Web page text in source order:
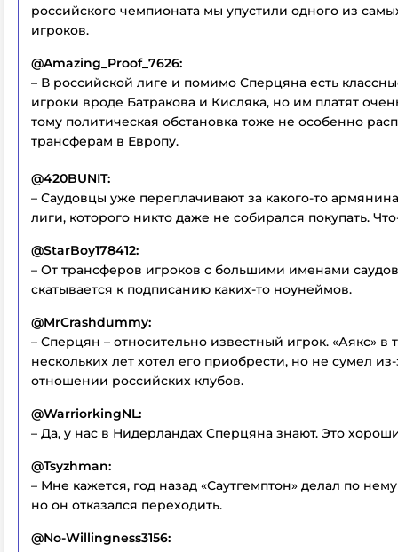
российского чемпионата мы упустили одного из
игроков.
@Amazing_Proof_7626:
– В российской лиге и помимо Сперцяна есть
игроки вроде Батракова и Кисляка, но им платят
тому политическая обстановка тоже не особенно
трансферам в Европу.
@420BUNIT:
– Саудовцы уже переплачивают за какого-то
лиги, которого никто даже не собирался покупать.
@StarBoy178412:
– От трансферов игроков с большими именами
скатывается к подписанию каких-то ноунеймов.
@MrCrashdummy:
– Сперцян – относительно известный игрок. «Аякс» в
нескольких лет хотел его приобрести, но не сумел
отношении российских клубов.
@WarriorkingNL:
– Да, у нас в Нидерландах Сперцяна знают. Это
@Tsyzhman:
– Мне кажется, год назад «Саутгемптон» делал по
но он отказался переходить.
@No-Willingness3156: